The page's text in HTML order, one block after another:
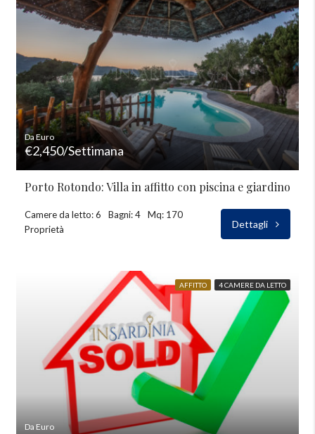
Da Euro
€2,450/Settimana
Porto Rotondo: Villa in affitto con piscina e giardino
Camere da letto: 6 Bagni: 4
Mq: 170
Proprietà
Dettagli
AFFITTO 4 CAMERE DA LETTO
Da Euro